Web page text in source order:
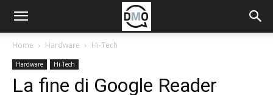
Home Hardware Hi-Tech
Hardware Hi-Tech
La fine di Google Reader